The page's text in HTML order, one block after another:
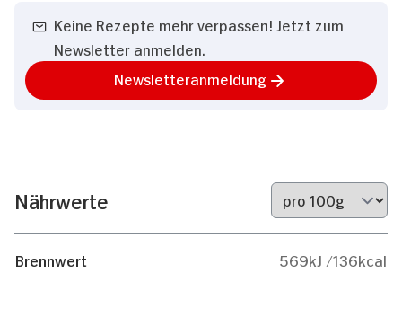
Keine Rezepte mehr verpassen! Jetzt zum
Newsletter anmelden.
Newsletteranmeldung
Nährwerte
Brennwert 569kJ /136kcal